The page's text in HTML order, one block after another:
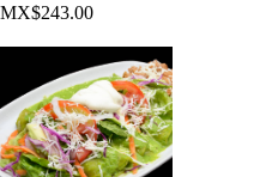
MX$243.00